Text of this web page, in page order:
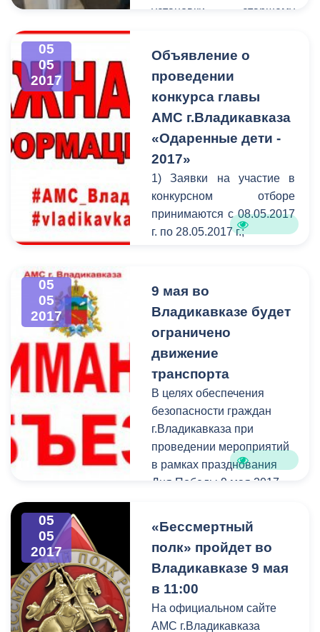
установки, старшему
фойе учреждения был
проведен торжественный
митинг. Мероприятие
посетили ветераны
Великой Отечественной
войны, представители
«Стыр Ныхас», органов
власти, общественных
организаций.
05
05
2017
Объявление о
проведении
конкурса главы
АМС г.Владикавказа
«Одаренные дети -
2017»
1) Заявки на участие в
конкурсном отборе
принимаются с 08.05.2017
г. по 28.05.2017 г.;
следующим
- музыкальное творчество;
- изобразительное
искусство;
- хореография.
05
05
2017
9 мая во
Владикавказе будет
ограничено
движение
транспорта
В целях обеспечения
безопасности граждан
г.Владикавказа при
проведении мероприятий
в рамках празднования
Дня Победы 9 мая 2017
автомобильное движение
будет ограничено на
следующих улицах:
05
05
2017
«Бессмертный
полк» пройдет во
Владикавказе 9 мая
в 11:00
На официальном сайте
АМС г.Владикавказа